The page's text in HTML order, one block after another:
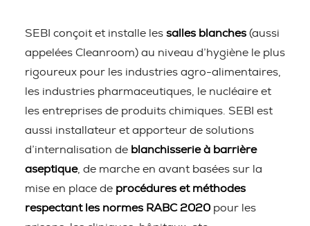
SEBI conçoit et installe les salles blanches (aussi
appelées Cleanroom) au niveau d’hygiène le plus
rigoureux pour les industries agro-alimentaires,
les industries pharmaceutiques, le nucléaire et
les entreprises de produits chimiques. SEBI est
aussi installateur et apporteur de solutions
d’internalisation de blanchisserie à barrière
aseptique, de marche en avant basées sur la
mise en place de procédures et méthodes
respectant les normes RABC 2020 pour les